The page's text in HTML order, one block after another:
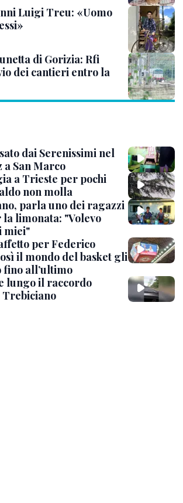
Luigi Treu: «Uomo
di Gorizia: Rfi
dei cantieri entro la
dai Serenissimi nel
a San Marco
a Trieste per pochi
non molla
parla uno dei ragazzi
limonata: "Volevo
miei"
per Federico
il mondo del basket gli
fino all’ultimo
lungo il raccordo
Trebiciano